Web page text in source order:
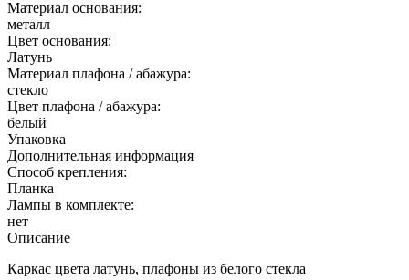
Материал основания:
металл
Цвет основания:
Латунь
Материал плафона / абажура:
стекло
Цвет плафона / абажура:
белый
Упаковка
Дополнительная информация
Способ крепления:
Планка
Лампы в комплекте:
нет
Описание
Каркас цвета латунь, плафоны из белого стекла